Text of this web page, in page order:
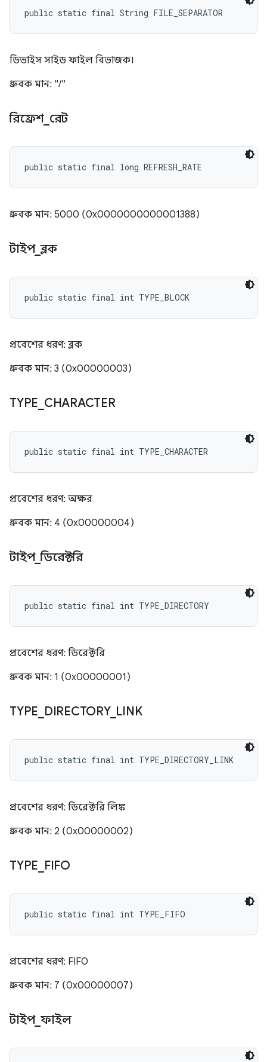
public static final String FILE_SEPARATOR
ডিভাইস সাইড ফাইল বিভাজক।
ধ্রুবক মান: "/"
রিফ্রেশ_ রেট
public static final long REFRESH_RATE
ধ্রুবক মান: 5000 (0x0000000000001388)
টাইপ_ব্লক
public static final int TYPE_BLOCK
প্রবেশের ধরণ: ব্লক
ধ্রুবক মান: 3 (0x00000003)
TYPE CHARACTER
public static final int TYPE_CHARACTER
প্রবেশের ধরণ: অক্ষর
ধ্রুবক মান: 4 (0x00000004)
টাইপ_ডিরেক্টরি
public static final int TYPE_DIRECTORY
প্রবেশের ধরণ: ডিরেক্টরি
ধ্রুবক মান: 1 (0x00000001)
TYPE DIRECTORY_ LINK
public static final int TYPE_DIRECTORY_LINK
প্রবেশের ধরণ: ডিরেক্টরি লিঙ্ক
ধ্রুবক মান: 2 (0x00000002)
TYPE FIFO
public static final int TYPE_FIFO
প্রবেশের ধরণ: FIFO
ধ্রুবক মান: 7 (0x00000007)
টাইপ_ ফাইল